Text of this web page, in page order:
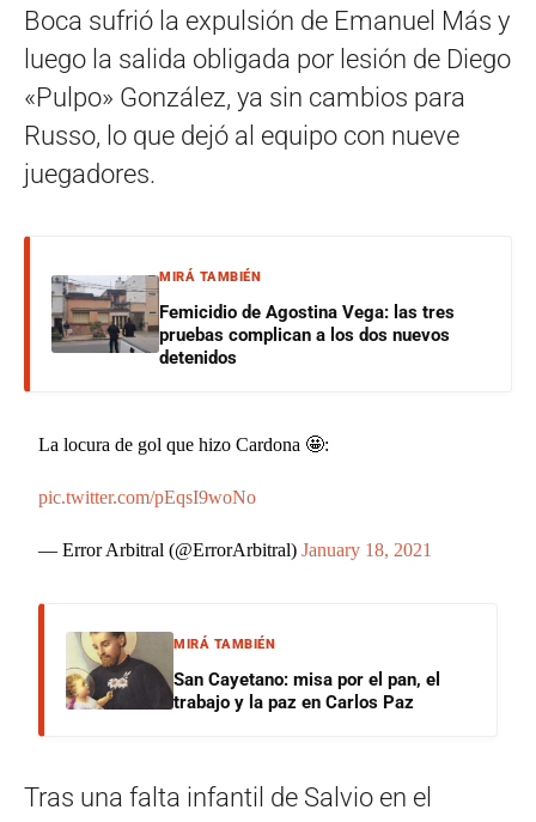
Boca sufrió la expulsión de Emanuel Más y
luego la salida obligada por lesión de Diego
«Pulpo» González, ya sin cambios para
Russo, lo que dejó al equipo con nueve
juegadores.
MIRÁ TAMBIÉN
Femicidio de Agostina Vega: las tres
pruebas complican a los dos nuevos
detenidos
La locura de gol que hizo Cardona 🤩:
pic.twitter.com/pEqsI9woNo
— Error Arbitral (@ErrorArbitral)January 18, 2021
MIRÁ TAMBIÉN
San Cayetano: misa por el pan, el
trabajo y la paz en Carlos Paz
Tras una falta infantil de Salvio en el